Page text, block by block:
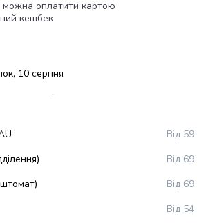
оплатити картою
кешбек
10 серпня
Від
Від
Від
Від